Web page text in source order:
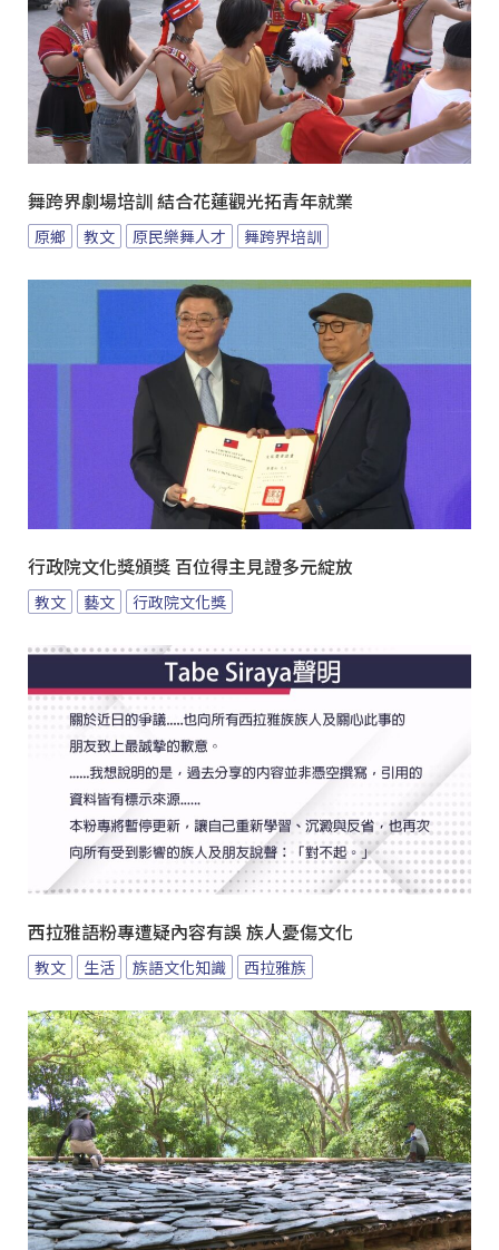
舞跨界劇場培訓 結合花蓮觀光拓青年就業
原鄉 教文 原民樂舞人才 舞跨界培訓
行政院文化獎頒獎 百位得主見證多元綻放
教文 藝文 行政院文化獎
西拉雅語粉專遭疑內容有誤 族人憂傷文化
教文 生活 族語文化知識 西拉雅族